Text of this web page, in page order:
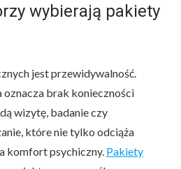
wybierają pakiety
jest przewidywalność.
oznacza brak konieczności
wizytę, badanie czy
które nie tylko odciąża
komfort psychiczny. Pakiety